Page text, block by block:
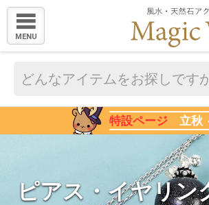
MENU
特設ページ立秋
ピアス・イヤリン